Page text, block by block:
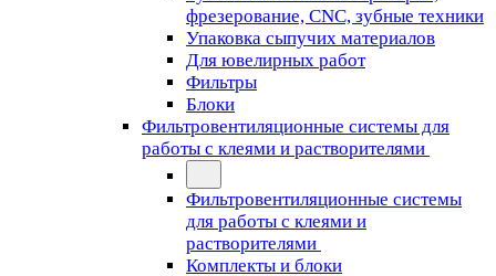
фрезерование, CNC, зубные техники
Упаковка сыпучих материалов
Для ювелирных работ
Фильтры
Блоки
Фильтровентиляционные системы для
работы с клеями и растворителями
Фильтровентиляционные системы
для работы с клеями и
растворителями
Комплекты и блоки